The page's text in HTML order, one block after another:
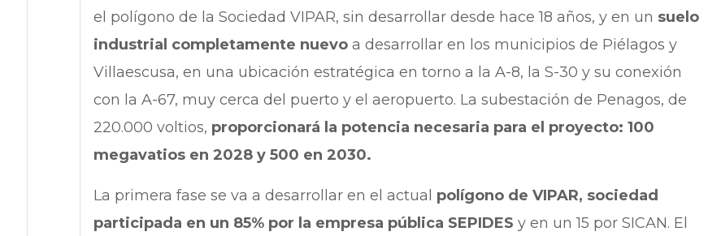
el polígono de la Sociedad VIPAR, sin desarrollar desde hace 18 años, y en un suelo
industrial completamente nuevoa desarrollar en los municipios de Piélagos y
Villaescusa, en una ubicación estratégica en torno a la A-8, la S-30 y su conexión
con la A-67, muy cerca del puerto y el aeropuerto. La subestación de Penagos, de
220.000 voltios, proporcionará la potencia necesaria para el proyecto: 100
megavatios en 2028 y 500 en 2030.
La primera fase se va a desarrollar en el actual polígono de VIPAR, sociedad
participada en un 85% por la empresa pública SEPIDES y en un 15 por SICAN. El